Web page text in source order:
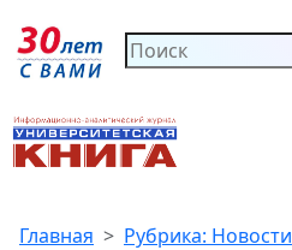
Главная Рубрика: Новости